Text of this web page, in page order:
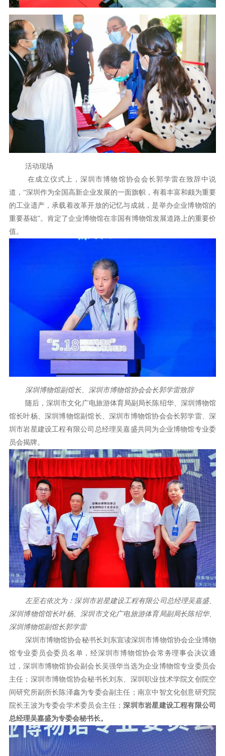
活动现场
在成立仪式上，深圳市博物馆协会会长郭学雷在致辞中说
道，“深圳作为全国高新企业发展的一面旗帜，有着丰富和颇为重要
的工业遗产，承载着改革开放的记忆与成就，是举办企业博物馆的
重要基础”。肯定了企业博物馆在非国有博物馆发展道路上的重要价
值。
深圳博物馆副馆长、深圳市博物馆协会会长郭学雷致辞
随后，深圳市文化广电旅游体育局副局长陈绍华、深圳博物馆
馆长叶杨、深圳博物馆副馆长、深圳市博物馆协会会长郭学雷、深
圳市岩星建设工程有限公司总经理吴嘉盛共同为企业博物馆专业委
员会揭牌。
左至右依次为：深圳市岩星建设工程有限公司总经理吴嘉盛、
深圳博物馆馆长叶杨、深圳市文化广电旅游体育局副局长陈绍华、
深圳博物馆副馆长郭学雷
深圳市博物馆协会秘书长刘东宣读深圳市博物馆协会企业博物
馆专业委员会委员名单，经深圳市博物馆协会常务理事会决议通
过，深圳市博物馆协会副会长吴强华当选为企业博物馆专业委员会
主任；深圳市博物馆协会秘书长刘东、深圳职业技术学院文创院空
间研究所副所长陈泽鑫为专委会副主任；南京中智文化创意研究院
院长王波为专委会学术委员会主任；深圳市岩星建设工程有限公司
总经理吴嘉盛为专委会秘书长。